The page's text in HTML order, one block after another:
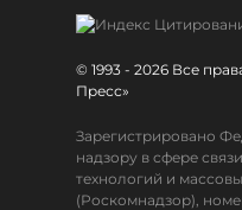
© 1993 - 2026 Все
Пресс»
Зарегистрировано
надзору в сфере
технологий и
(Роскомнадзор),